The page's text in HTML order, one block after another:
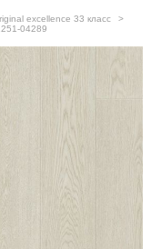
excellence 33 класс
>
04289